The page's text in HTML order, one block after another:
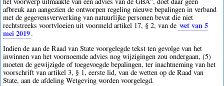
afbreuk aan aangezien de ontworpen regeling nieuwe bepalingen in verband
met de gegevensverwerking van natuurlijke personen bevat die niet
rechtstreeks voortvloeien uit voormeld artikel 17, § 2, van de wet van 5
mei 2019.
Indien de aan de Raad van State voorgelegde tekst ten gevolge van het
inwinnen van het voornoemde advies nog wijzigingen zou ondergaan, (5)
moeten de gewijzigde of toegevoegde bepalingen, ter inachtneming van het
voorschrift van artikel 3, § 1, eerste lid, van de wetten op de Raad van
State, aan de afdeling Wetgeving worden voorgelegd.